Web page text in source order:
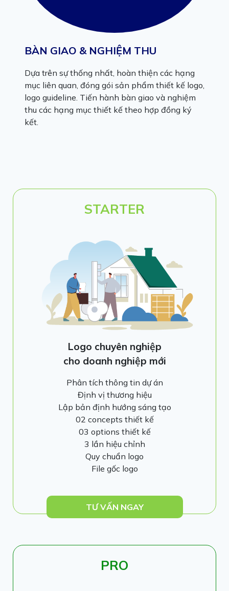
BÀN GIAO & NGHIỆM THU
Dựa trên sự thống nhất, hoàn thiện các hạng
mục liên quan, đóng gói sản phẩm thiết kế logo,
logo guideline. Tiến hành bàn giao và nghiệm
thu các hạng mục thiết kế theo hợp đồng ký
kết.
STARTER
Logo chuyên nghiệp
cho doanh nghiệp mới
Phân tích thông tin dự án
Định vị thương hiệu
Lập bản định hướng sáng tạo
02 concepts thiết kế
03 options thiết kế
3 lần hiệu chỉnh
Quy chuẩn logo
File gốc logo
TƯ VẤN NGAY
PRO